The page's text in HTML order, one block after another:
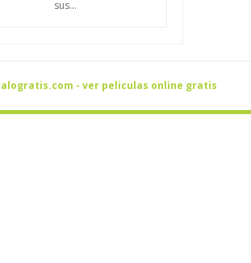
sus...
- ver peliculas online gratis